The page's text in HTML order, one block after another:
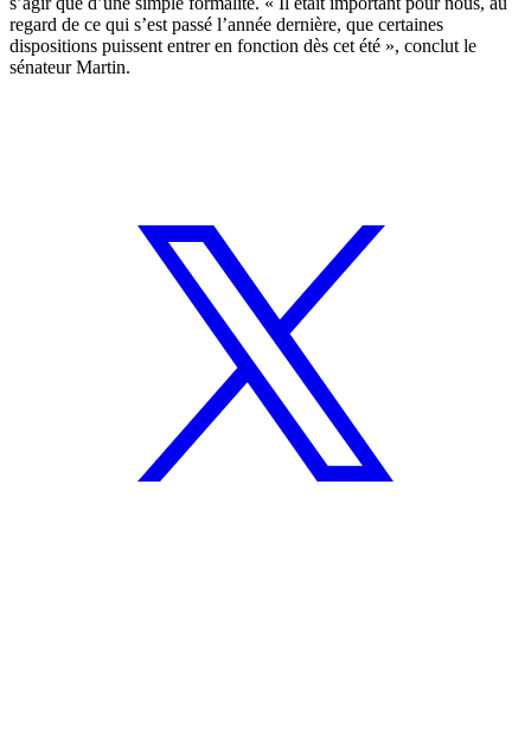
regard de ce qui s’est passé l’année dernière, que certaines
dispositions puissent entrer en fonction dès cet été », conclut le
sénateur Martin.